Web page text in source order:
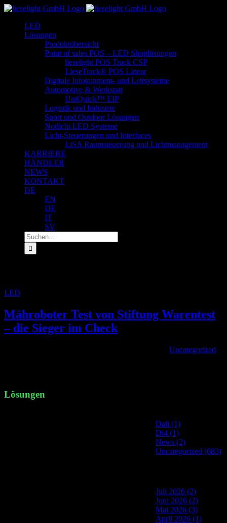
Zum
springenLED
Lösungen
Produktübersicht
Point of sales POS – LED Shoplösungen
lieselight POS Track CSP
LieseTrack® POS Linear
Digitale Infotainment- und Leitsysteme
Automotive & Werkstatt
UniQuick™ EIP
Logistik und Industrie
Sport und Outdoor Lösungen
Notlicht LED Systeme
Licht-Steuerungen und Interfaces
LiSA Raumsteuerung und Lichtmanagement
KARRIERE
HÄNDLER
NEWS
KONTAKT
DE
EN
DE
IT
SV
Suche
nach:
LED
Mähroboter Test von Stiftung Warentest
– die Sieger im Check
Uncategorized
Dali (1)
Di4 (1)
News (2)
Uncategorized (683)
Juli 2026 (2)
Juni 2026 (2)
Mai 2026 (3)
April 2026 (1)
Lösungen